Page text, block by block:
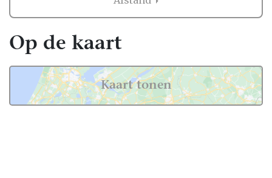
Op de kaart
Kaart tonen